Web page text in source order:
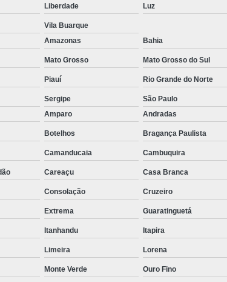
Rastreador e Bloqueador Veicular
Empresa de Rastreamento de Caminhões
Rastreador de Caminhão
Rastreador de Caminhão Minas
Rastreador para Caminhão
Rastreamento de Caminhão Via Satélite
Empresa de Rastreador Veicular
Rastreador de Automóveis
Rastreador
Rastreador de Carro Minas
Rastreador para Carros
Rastreador Veicular para Carros de
Rastreador Veicular Particular
Gps
Liberdade Luz
Vila Buarque
Amazonas Bahia
Mato Grosso Mato Grosso do Sul
Piauí Rio Grande do Norte
Sergipe São Paulo
Amparo Andradas
Botelhos Bragança Paulista
Camanducaia Cambuquira
Careaçu Casa Branca
Consolação Cruzeiro
Extrema Guaratinguetá
Itanhandu Itapira
Limeira Lorena
Monte Verde Ouro Fino